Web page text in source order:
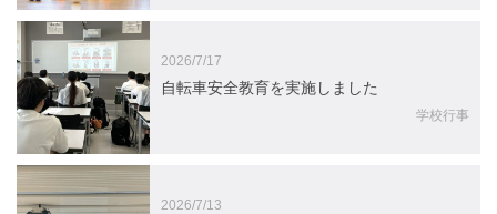
2026/7/17
自転車安全教育を実施しました
学校行事
2026/7/13